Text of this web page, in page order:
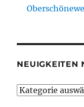
NEUIGKEITEN
Neuigkeiten